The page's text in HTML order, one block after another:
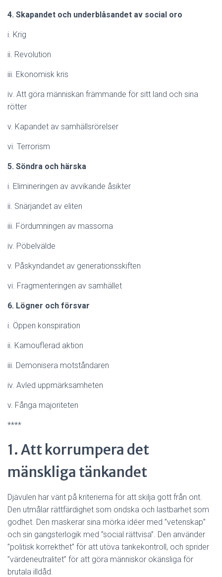
4. Skapandet och underblåsandet av social oro
i. Krig
ii. Revolution
iii. Ekonomisk kris
iv. Att göra människan främmande för sitt land och sina
rötter
v. Kapandet av samhällsrörelser
vi. Terrorism
5. Söndra och härska
i. Elimineringen av avvikande åsikter
ii. Snärjandet av eliten
iii. Fördumningen av massorna
iv. Pöbelvälde
v. Påskyndandet av generationsskiften
vi. Fragmenteringen av samhället
6. Lögner och försvar
i. Öppen konspiration
ii. Kamouflerad aktion
iii. Demonisera motståndaren
iv. Avled uppmärksamheten
v. Fånga majoriteten
****
1. Att korrumpera det
mänskliga tänkandet
Djävulen har vänt på kriterierna för att skilja gott från ont.
Den utmålar rättfärdighet som ondska och lastbarhet som
godhet. Den maskerar sina mörka idéer med ”vetenskap”
och sin gangsterlogik med ”social rättvisa”. Den använder
”politisk korrekthet” för att utöva tankekontroll, och sprider
”värdeneutralitet” för att göra människor okänsliga för
brutala illdåd.